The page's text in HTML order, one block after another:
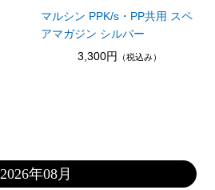
マルシン PPK/s・PP共用 スペ
アマガジン シルバー
3,300円
（税込み）
2026年08月